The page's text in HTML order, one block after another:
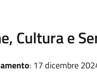
Cultura e
: 17 dicembre